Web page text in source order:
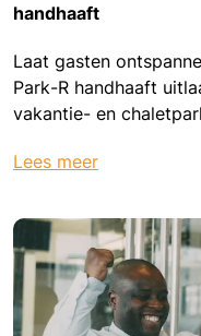
handhaaft
Laat gasten
Park-R handhaaft
vakantie- en
Lees meer